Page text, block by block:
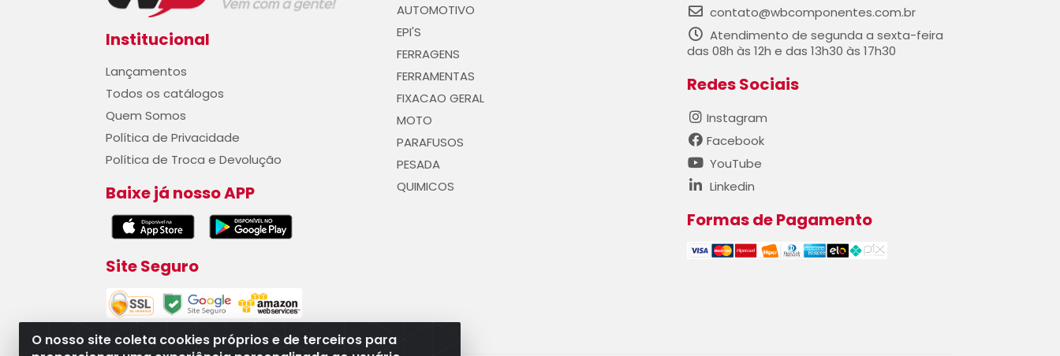
O nosso site coleta cookies próprios e de terceiros para
Institucional
Lançamentos
Todos os catálogos
Quem Somos
Política de Privacidade
Política de Troca e Devolução
Baixe já nosso APP
Site Seguro
AUTOMOTIVO
EPI'S
FERRAGENS
FERRAMENTAS
FIXACAO GERAL
MOTO
PARAFUSOS
PESADA
QUIMICOS
contato@wbcomponentes.com.br
Atendimento de segunda a sexta-feira
das 08h às 12h e das 13h30 às 17h30
Redes Sociais
Instagram
Facebook
YouTube
Linkedin
Formas de Pagamento